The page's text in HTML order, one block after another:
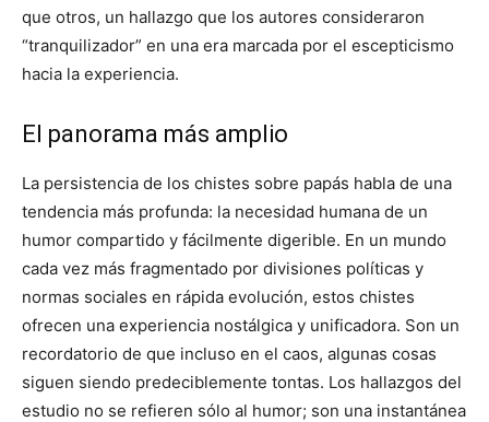
que otros, un hallazgo que los autores consideraron
“tranquilizador” en una era marcada por el escepticismo
hacia la experiencia.
El panorama más amplio
La persistencia de los chistes sobre papás habla de una
tendencia más profunda: la necesidad humana de un
humor compartido y fácilmente digerible. En un mundo
cada vez más fragmentado por divisiones políticas y
normas sociales en rápida evolución, estos chistes
ofrecen una experiencia nostálgica y unificadora. Son un
recordatorio de que incluso en el caos, algunas cosas
siguen siendo predeciblemente tontas. Los hallazgos del
estudio no se refieren sólo al humor; son una instantánea